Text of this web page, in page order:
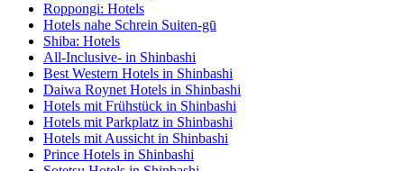
Roppongi: Hotels
Hotels nahe Schrein Suiten-gū
Shiba: Hotels
All-Inclusive- in Shinbashi
Best Western Hotels in Shinbashi
Daiwa Roynet Hotels in Shinbashi
Hotels mit Frühstück in Shinbashi
Hotels mit Parkplatz in Shinbashi
Hotels mit Aussicht in Shinbashi
Prince Hotels in Shinbashi